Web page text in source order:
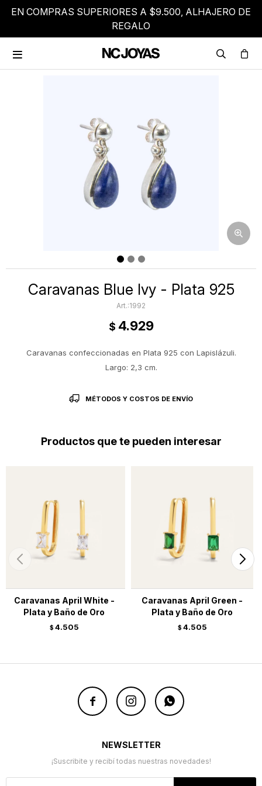
EN COMPRAS SUPERIORES A $9.500, ALHAJERO DE
REGALO

Caravanas Blue Ivy - Plata 925
1992
$ 4.929
Caravanas confeccionadas en Plata 925 con Lapislázuli.
Largo: 2,3 cm.
MÉTODOS Y COSTOS DE ENVÍO
Productos que te pueden interesar
Caravanas April White -
Plata y Baño de Oro
$ 4.505
Caravanas April Green -
Plata y Baño de Oro
$ 4.505
  
NEWSLETTER
¡Suscribite y recibí todas nuestras novedades!